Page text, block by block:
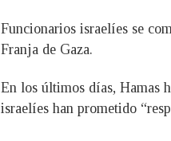
Funcionarios israelíes se
Franja de Gaza.
En los últimos días, Hamas
israelíes han prometido